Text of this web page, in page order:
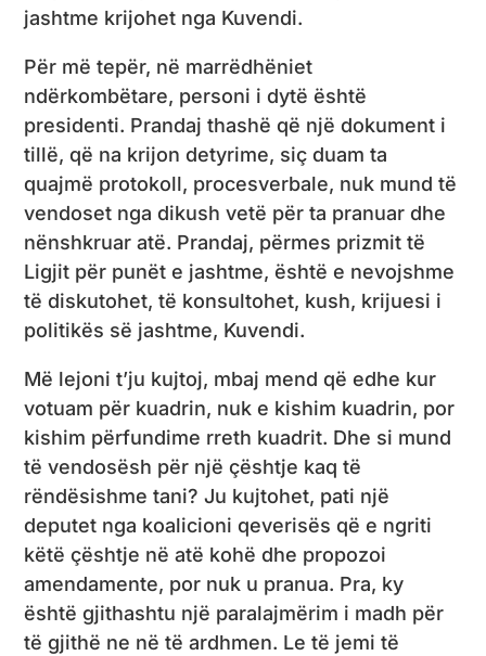
jashtme krijohet nga Kuvendi.
Për më tepër, në marrëdhëniet
ndërkombëtare, personi i dytë është
presidenti. Prandaj thashë që një dokument i
tillë, që na krijon detyrime, siç duam ta
quajmë protokoll, procesverbale, nuk mund të
vendoset nga dikush vetë për ta pranuar dhe
nënshkruar atë. Prandaj, përmes prizmit të
Ligjit për punët e jashtme, është e nevojshme
të diskutohet, të konsultohet, kush, krijuesi i
politikës së jashtme, Kuvendi.
Më lejoni t’ju kujtoj, mbaj mend që edhe kur
votuam për kuadrin, nuk e kishim kuadrin, por
kishim përfundime rreth kuadrit. Dhe si mund
të vendosësh për një çështje kaq të
rëndësishme tani? Ju kujtohet, pati një
deputet nga koalicioni qeverisës që e ngriti
këtë çështje në atë kohë dhe propozoi
amendamente, por nuk u pranua. Pra, ky
është gjithashtu një paralajmërim i madh për
të gjithë ne në të ardhmen. Le të jemi të